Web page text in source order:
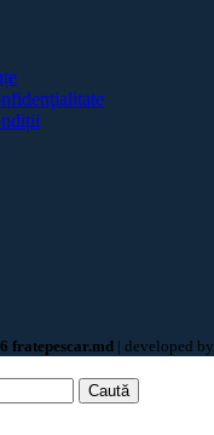
fratepescar.md | developed by
Caută